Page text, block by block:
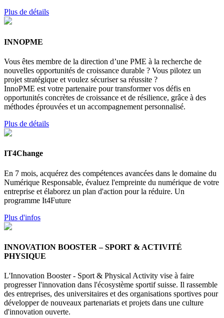
Plus de détails
INNOPME
Vous êtes membre de la direction d’une PME à la recherche de
nouvelles opportunités de croissance durable ? Vous pilotez un
projet stratégique et voulez sécuriser sa réussite ?
InnoPME est votre partenaire pour transformer vos défis en
opportunités concrètes de croissance et de résilience, grâce à des
méthodes éprouvées et un accompagnement personnalisé.
Plus de détails
IT4Change
En 7 mois, acquérez des compétences avancées dans le domaine du
Numérique Responsable, évaluez l'empreinte du numérique de votre
entreprise et élaborez un plan d'action pour la réduire. Un
programme It4Future
Plus d'infos
INNOVATION BOOSTER – SPORT & ACTIVITÉ
PHYSIQUE
L'Innovation Booster - Sport & Physical Activity vise à faire
progresser l'innovation dans l'écosystème sportif suisse. Il rassemble
des entreprises, des universitaires et des organisations sportives pour
développer de nouveaux partenariats et projets dans une culture
d'innovation ouverte.